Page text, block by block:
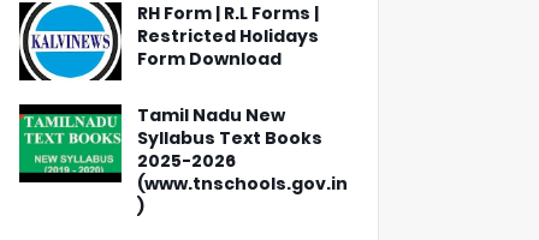
RH Form | R.L Forms |
Restricted Holidays
Form Download
Tamil Nadu New
Syllabus Text Books
2025-2026
(www.tnschools.gov.in
)